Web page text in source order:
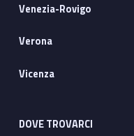
Venezia-Rovigo
Verona
Vicenza
DOVE TROVARCI